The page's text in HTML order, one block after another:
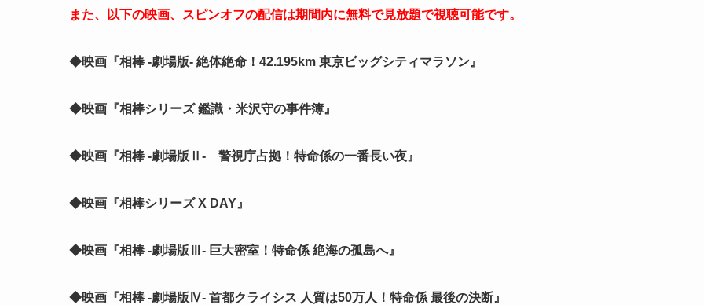
また、以下の映画、スピンオフの配信は期間内に無料で見放題で視聴可能です。
◆映画『相棒 -劇場版- 絶体絶命！42.195km 東京ビッグシティマラソン』
◆映画『相棒シリーズ 鑑識・米沢守の事件簿』
◆映画『相棒 -劇場版Ⅱ- 警視庁占拠！特命係の一番長い夜』
◆映画『相棒シリーズ X DAY』
◆映画『相棒 -劇場版Ⅲ- 巨大密室！特命係 絶海の孤島へ』
◆映画『相棒 -劇場版Ⅳ- 首都クライシス 人質は50万人！特命係 最後の決断』